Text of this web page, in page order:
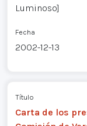
Luminoso]
Fecha
2002-12-13
Título
Carta de los